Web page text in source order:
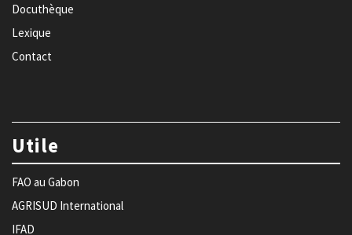
Docuthèque
Lexique
Contact
Utile
FAO au Gabon
AGRISUD International
IFAD